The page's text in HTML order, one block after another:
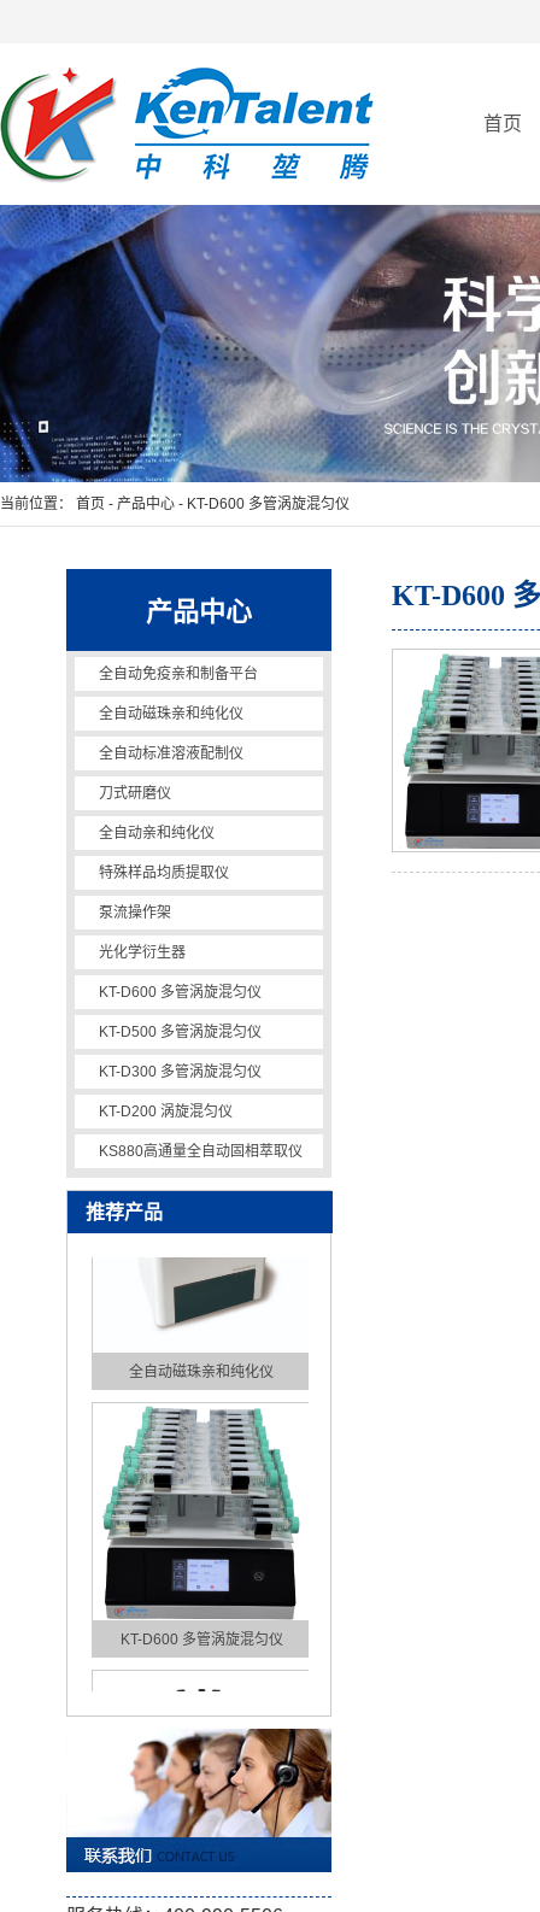
首页
当前位置： 首页 - 产品中心 - KT-D600 多管涡旋混匀仪
产品中心
全自动免疫亲和制备平台
全自动磁珠亲和纯化仪
全自动标准溶液配制仪
刀式研磨仪
全自动亲和纯化仪
特殊样品均质提取仪
泵流操作架
光化学衍生器
KT-D600 多管涡旋混匀仪
KT-D500 多管涡旋混匀仪
KT-D300 多管涡旋混匀仪
KT-D200 涡旋混匀仪
KS880高通量全自动固相萃取仪
推荐产品
全自动亲和纯化仪
全自动免疫亲和制备平台
全自动磁珠亲和纯化仪
KT-D600 多管涡旋混匀仪
KT-D600